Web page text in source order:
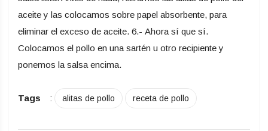
aceite y las colocamos sobre papel absorbente, para
eliminar el exceso de aceite. 6.- Ahora sí que sí.
Colocamos el pollo en una sartén u otro recipiente y
ponemos la salsa encima.
Tags : alitas de pollo receta de pollo